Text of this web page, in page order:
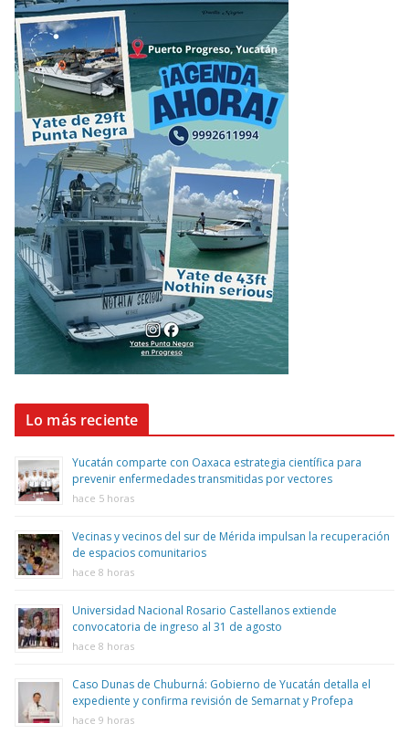
Lo más reciente
Yucatán comparte con Oaxaca estrategia científica para
prevenir enfermedades transmitidas por vectores
hace 5 horas
Vecinas y vecinos del sur de Mérida impulsan la recuperación
de espacios comunitarios
hace 8 horas
Universidad Nacional Rosario Castellanos extiende
convocatoria de ingreso al 31 de agosto
hace 8 horas
Caso Dunas de Chuburná: Gobierno de Yucatán detalla el
expediente y confirma revisión de Semarnat y Profepa
hace 9 horas